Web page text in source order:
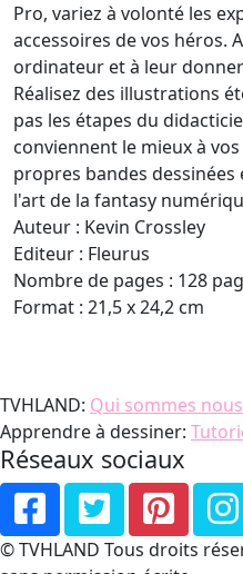
Pro, variez à volonté les
accessoires de vos héros.
ordinateur et à leur
Réalisez des illustrations
pas les étapes du
conviennent le mieux à
propres bandes
l'art de la fantasy
Auteur : Kevin Crossley
Editeur : Fleurus
Nombre de pages : 128
Format : 21,5 x 24,2 cm
TVHLAND: Qui sommes
Apprendre à dessiner:
Réseaux sociaux
© TVHLAND Tous droits